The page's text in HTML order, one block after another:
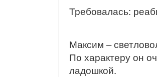
Требовалась:
Максим –
По характеру он
ладошкой.